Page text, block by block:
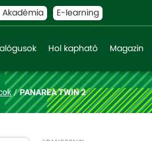
Akadémia E-learning
Hol kapható Magazin
PANAREA TWIN 2